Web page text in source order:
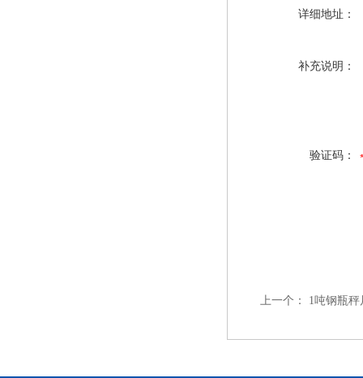
详细地址：
补充说明：
验证码：
上一个： 1吨钢瓶